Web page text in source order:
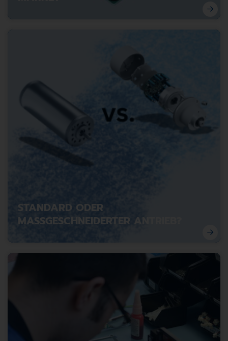
In modernen Maschinen- und Geräteentwicklungen
steigen die Anforderungen an Antriebssysteme
kontinuierlich: höhere Präzision, steigende
Variantenvielfalt, kürzere Entwicklungszeiten und
nahtlose Integration in übergeordnete Systeme. Genau
an diesem Punkt setzt die Universal Motion Control
(UMC 3.0) von Antrimon an.
STANDARD ODER
MASSGESCHNEIDERTER ANTRIEB?
Umgebungen häufig an Hitze, Schmutz, Feuchtigkeit,
Dauerbetrieb, Vibrationen und steigenden
Präzisionsanforderungen, was zu Verschleiss, Ausfällen,
ineffizientem Betrieb und teuren Stillständen führt.
Massgeschneiderte Antriebe können diese Schwächen